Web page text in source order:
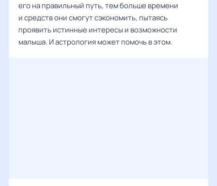
его на правильный путь, тем больше времени
и средств они смогут сэкономить, пытаясь
проявить истинные интересы и возможности
малыша. И астрология может помочь в этом.